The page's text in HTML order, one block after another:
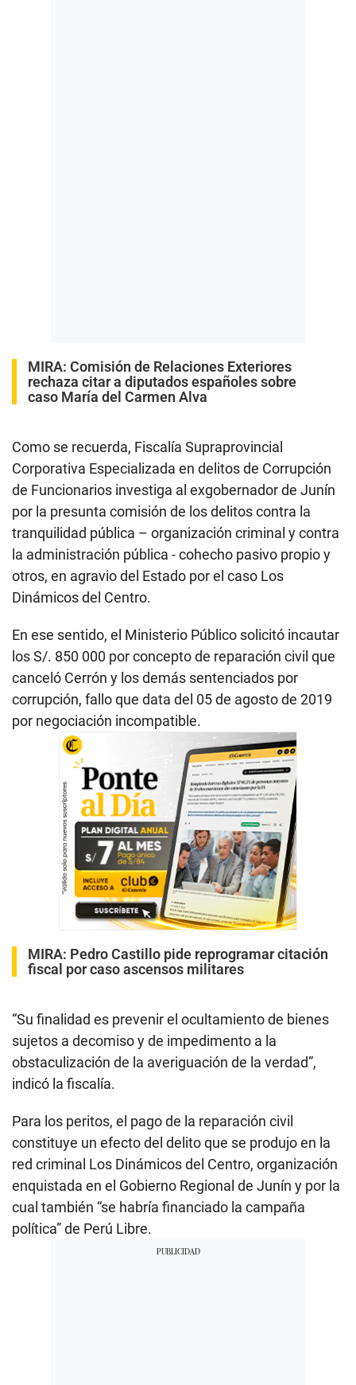
MIRA: Comisión de Relaciones Exteriores
rechaza citar a diputados españoles sobre
caso María del Carmen Alva
Como se recuerda, Fiscalía Supraprovincial
Corporativa Especializada en delitos de Corrupción
de Funcionarios investiga al exgobernador de Junín
por la presunta comisión de los delitos contra la
tranquilidad pública – organización criminal y contra
la administración pública - cohecho pasivo propio y
otros, en agravio del Estado por el caso Los
Dinámicos del Centro.
En ese sentido, el Ministerio Público solicitó incautar
los S/. 850 000 por concepto de reparación civil que
canceló Cerrón y los demás sentenciados por
corrupción, fallo que data del 05 de agosto de 2019
por negociación incompatible.
MIRA: Pedro Castillo pide reprogramar citación
fiscal por caso ascensos militares
“Su finalidad es prevenir el ocultamiento de bienes
sujetos a decomiso y de impedimento a la
obstaculización de la averiguación de la verdad”,
indicó la fiscalía.
Para los peritos, el pago de la reparación civil
constituye un efecto del delito que se produjo en la
red criminal Los Dinámicos del Centro, organización
enquistada en el Gobierno Regional de Junín y por la
cual también “se habría financiado la campaña
política” de Perú Libre.